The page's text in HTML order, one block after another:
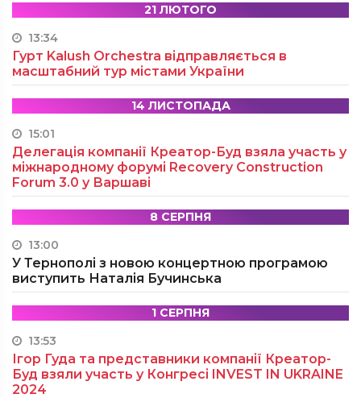
21 ЛЮТОГО
13:34
Гурт Kalush Orchestra відправляється в
масштабний тур містами України
14 ЛИСТОПАДА
15:01
Делегація компанії Креатор-Буд взяла участь у
міжнародному форумі Recovery Construction
Forum 3.0 у Варшаві
8 СЕРПНЯ
13:00
У Тернополі з новою концертною програмою
виступить Наталія Бучинська
1 СЕРПНЯ
13:53
Ігор Гуда та представники компанії Креатор-
Буд взяли участь у Конгресі INVEST IN UKRAINE
2024